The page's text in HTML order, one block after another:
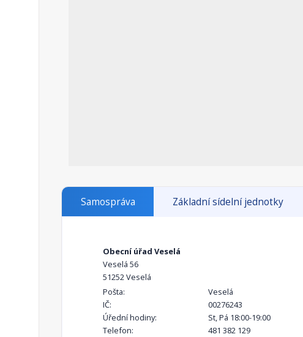
Samospráva Základní sídelní jednotky
Obecní úřad Veselá
Veselá 56
51252 Veselá
Pošta:
Veselá
IČ:
00276243
Úřední hodiny:
St, Pá 18:00-19:00
Telefon:
481 382 129